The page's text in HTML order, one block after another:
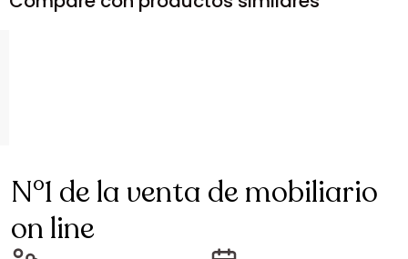
N°1 de la venta de mobiliario
on line